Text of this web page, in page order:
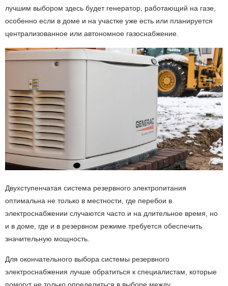
лучшим выбором здесь будет генератор, работающий на газе,
особенно если в доме и на участке уже есть или планируется
централизованное или автономное газоснабжение.
Двухступенчатая система резервного электропитания
оптимальна не только в местности, где перебои в
электроснабжении случаются часто и на длительное время, но
и в доме, где и в резервном режиме требуется обеспечить
значительную мощность.
Для окончательного выбора системы резервного
электроснабжения лучше обратиться к специалистам, которые
помогут не только определиться в выборе между